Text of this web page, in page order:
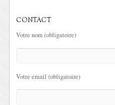
CONTACT
Votre nom (obligatoire)
Votre email (obligatoire)